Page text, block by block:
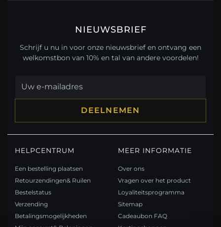
NIEUWSBRIEF
Schrijf u nu in voor onze nieuwsbrief en ontvang een
welkomstbon van 10% en tal van andere voordelen!
DEELNEMEN
HELPCENTRUM
Een bestelling plaatsen
Retourzendingen& Ruilen
Bestelstatus
Verzending
Betalingsmogelijkheden
MEER INFORMATIE
Over ons
Vragen over het product
Loyaliteitsprogramma
Sitemap
Cadeaubon FAQ